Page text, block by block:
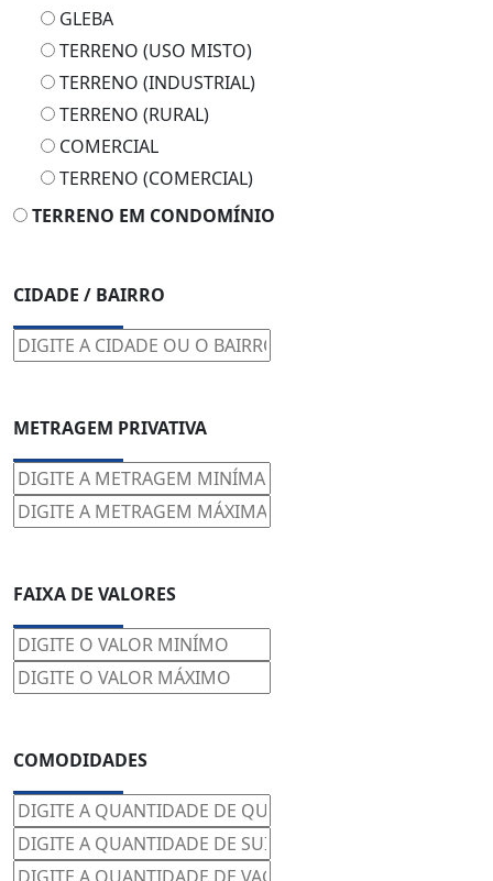
GLEBA
TERRENO (USO MISTO)
TERRENO (INDUSTRIAL)
TERRENO (RURAL)
COMERCIAL
TERRENO (COMERCIAL)
TERRENO EM CONDOMÍNIO
CIDADE / BAIRRO
METRAGEM PRIVATIVA
FAIXA DE VALORES
COMODIDADES